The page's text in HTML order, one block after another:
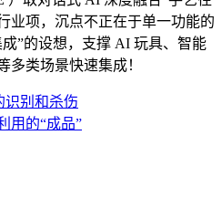
业项，沉点不正在于单一功能的
”的设想，支撑 AI 玩具、智能
多类场景快速集成！
识别和杀伤
用的“成品”